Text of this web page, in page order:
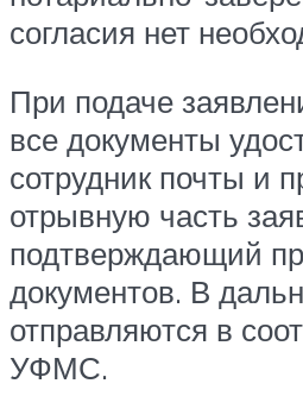
согласия нет
При подаче
все документы
сотрудник почты и
отрывную часть
подтверждающий
документов. В
отправляются в
УФМС.